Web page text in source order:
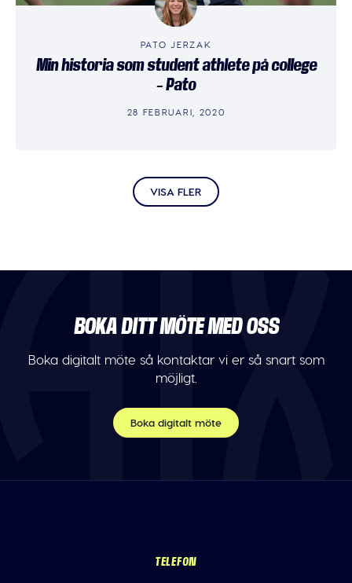
PATO JERZAK
Min historia som student athlete på college
– Pato
28 FEBRUARI, 2020
VISA FLER
BOKA DITT MÖTE MED OSS
Boka digitalt möte så kontaktar vi er så snart som
möjligt.
Boka digitalt möte
TELEFON